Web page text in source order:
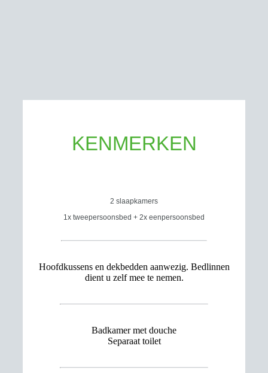
KENMERKEN
2 slaapkamers
1x tweepersoonsbed + 2x eenpersoonsbed
Hoofdkussens en dekbedden aanwezig. Bedlinnen
dient u zelf mee te nemen.
Badkamer met douche
Separaat toilet